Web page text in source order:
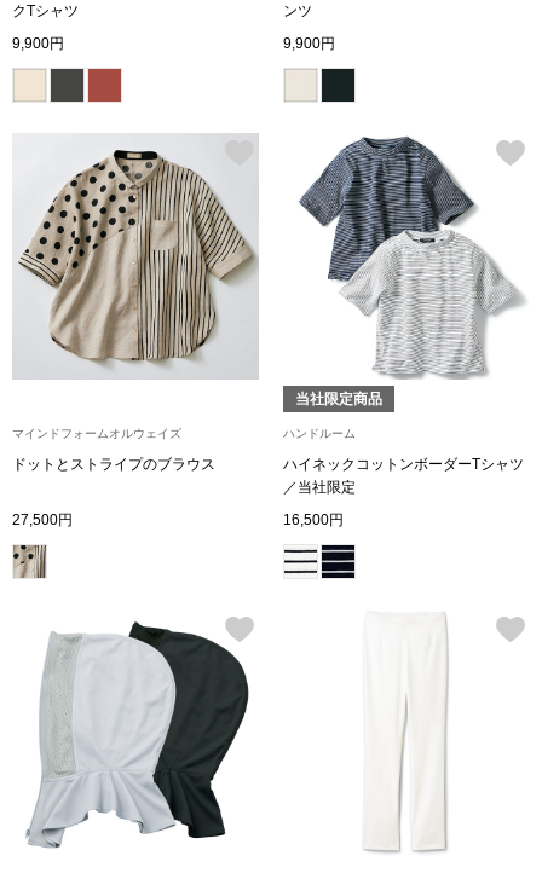
【特集】食彩倶楽部
ランド
Tシャツ／カッ
ポロシャツ
シャツ／ブラ
タンクトップ
セーター
その他
クTシャツ
9,900円
ンツ
9,900円
マインドフォームオルウェイズ
ドットとストライプのブラウス
27,500円
当社限定商品
ハンドルーム
ハイネックコットンボーダーTシャツ
／当社限定
16,500円